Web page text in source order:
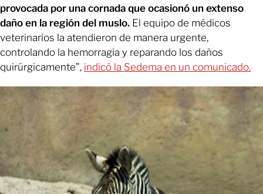
provocada por una cornada que ocasionó un extenso
daño en la región del muslo. El equipo de médicos
veterinarios la atendieron de manera urgente,
controlando la hemorragia y reparando los daños
quirúrgicamente”, indicó la Sedema en un comunicado.